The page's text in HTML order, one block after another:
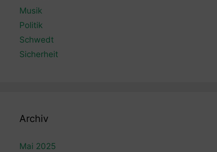
Musik
Politik
Schwedt
Sicherheit
Archiv
Mai 2025